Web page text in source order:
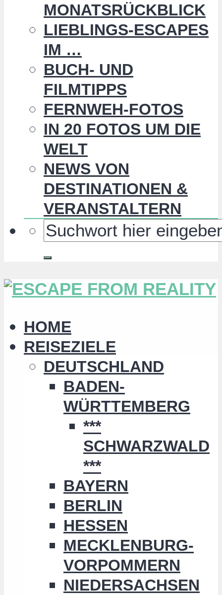
MONATSRÜCKBLICK
LIEBLINGS-ESCAPES
IM …
BUCH- UND
FILMTIPPS
FERNWEH-FOTOS
IN 20 FOTOS UM DIE
WELT
NEWS VON
DESTINATIONEN &
VERANSTALTERN
HOME
REISEZIELE
DEUTSCHLAND
BADEN-
WÜRTTEMBERG
***
SCHWARZWALD
***
BAYERN
BERLIN
HESSEN
MECKLENBURG-
VORPOMMERN
NIEDERSACHSEN